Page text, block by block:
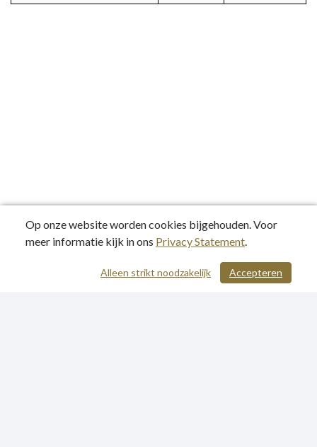
/ 536
Op onze website worden cookies bijgehouden. Voor
meer informatie kijk in ons Privacy Statement.
Accepteren
Alleen strikt noodzakelijk